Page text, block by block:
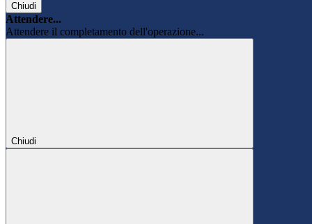
Chiudi
Attendere...
Attendere il completamento dell'operazione...
Chiudi